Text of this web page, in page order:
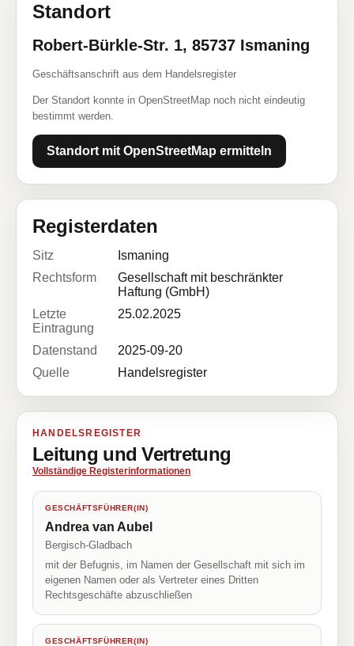
Standort
Robert-Bürkle-Str. 1, 85737 Ismaning
Geschäftsanschrift aus dem Handelsregister
Der Standort konnte in OpenStreetMap noch nicht eindeutig
bestimmt werden.
Standort mit OpenStreetMap ermitteln
Registerdaten
Sitz
Ismaning
Rechtsform
Gesellschaft mit beschränkter
Haftung (GmbH)
Letzte
Eintragung
25.02.2025
Datenstand
2025-09-20
Quelle
Handelsregister
HANDELSREGISTER
Leitung und Vertretung
Vollständige Registerinformationen
GESCHÄFTSFÜHRER(IN)
Andrea van Aubel
Bergisch-Gladbach
mit der Befugnis, im Namen der Gesellschaft mit sich im
eigenen Namen oder als Vertreter eines Dritten
Rechtsgeschäfte abzuschließen
GESCHÄFTSFÜHRER(IN)